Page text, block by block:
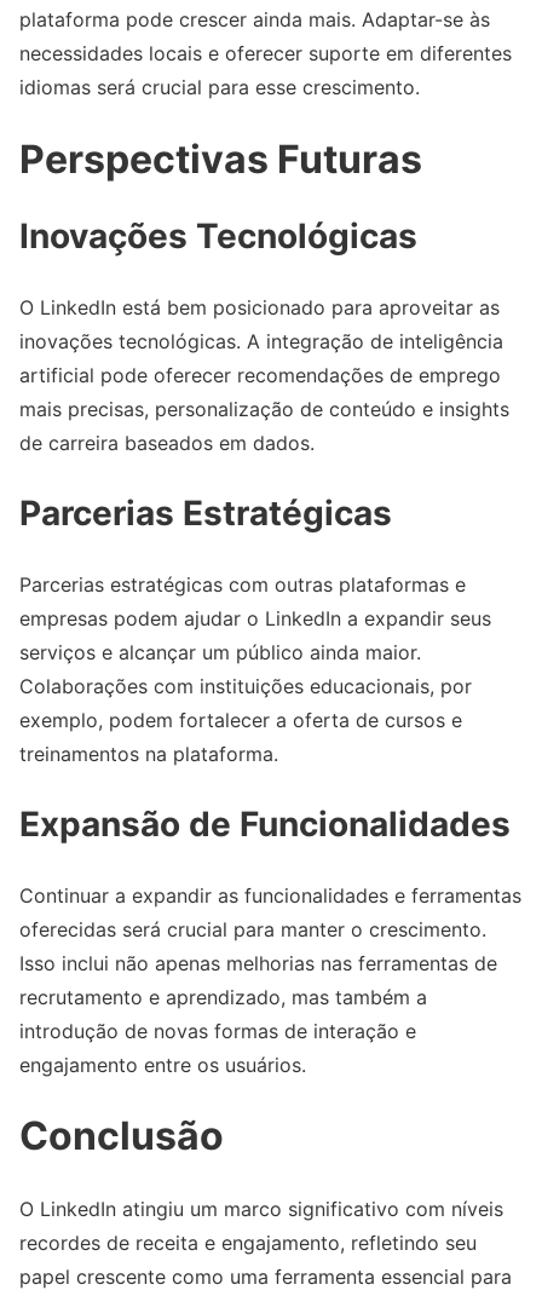
plataforma pode crescer ainda mais. Adaptar-se às
necessidades locais e oferecer suporte em diferentes
idiomas será crucial para esse crescimento.
Perspectivas Futuras
Inovações Tecnológicas
O LinkedIn está bem posicionado para aproveitar as
inovações tecnológicas. A integração de inteligência
artificial pode oferecer recomendações de emprego
mais precisas, personalização de conteúdo e insights
de carreira baseados em dados.
Parcerias Estratégicas
Parcerias estratégicas com outras plataformas e
empresas podem ajudar o LinkedIn a expandir seus
serviços e alcançar um público ainda maior.
Colaborações com instituições educacionais, por
exemplo, podem fortalecer a oferta de cursos e
treinamentos na plataforma.
Expansão de Funcionalidades
Continuar a expandir as funcionalidades e ferramentas
oferecidas será crucial para manter o crescimento.
Isso inclui não apenas melhorias nas ferramentas de
recrutamento e aprendizado, mas também a
introdução de novas formas de interação e
engajamento entre os usuários.
Conclusão
O LinkedIn atingiu um marco significativo com níveis
recordes de receita e engajamento, refletindo seu
papel crescente como uma ferramenta essencial para